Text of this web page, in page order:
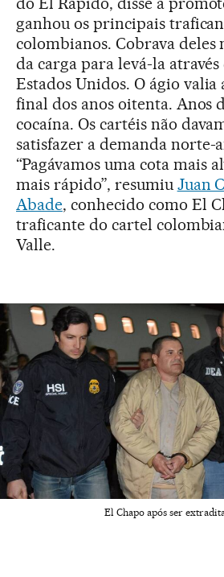
ganhou os principais
colombianos. Cobrava deles
da carga para levá-la
Estados Unidos. O ágio valia
final dos anos oitenta. Anos
cocaína. Os cartéis não
satisfazer a demanda norte-
“Pagávamos uma cota mais
mais rápido”, resumiu Juan
Abade, conhecido como El
traficante do cartel
Valle.
El Chapo após ser